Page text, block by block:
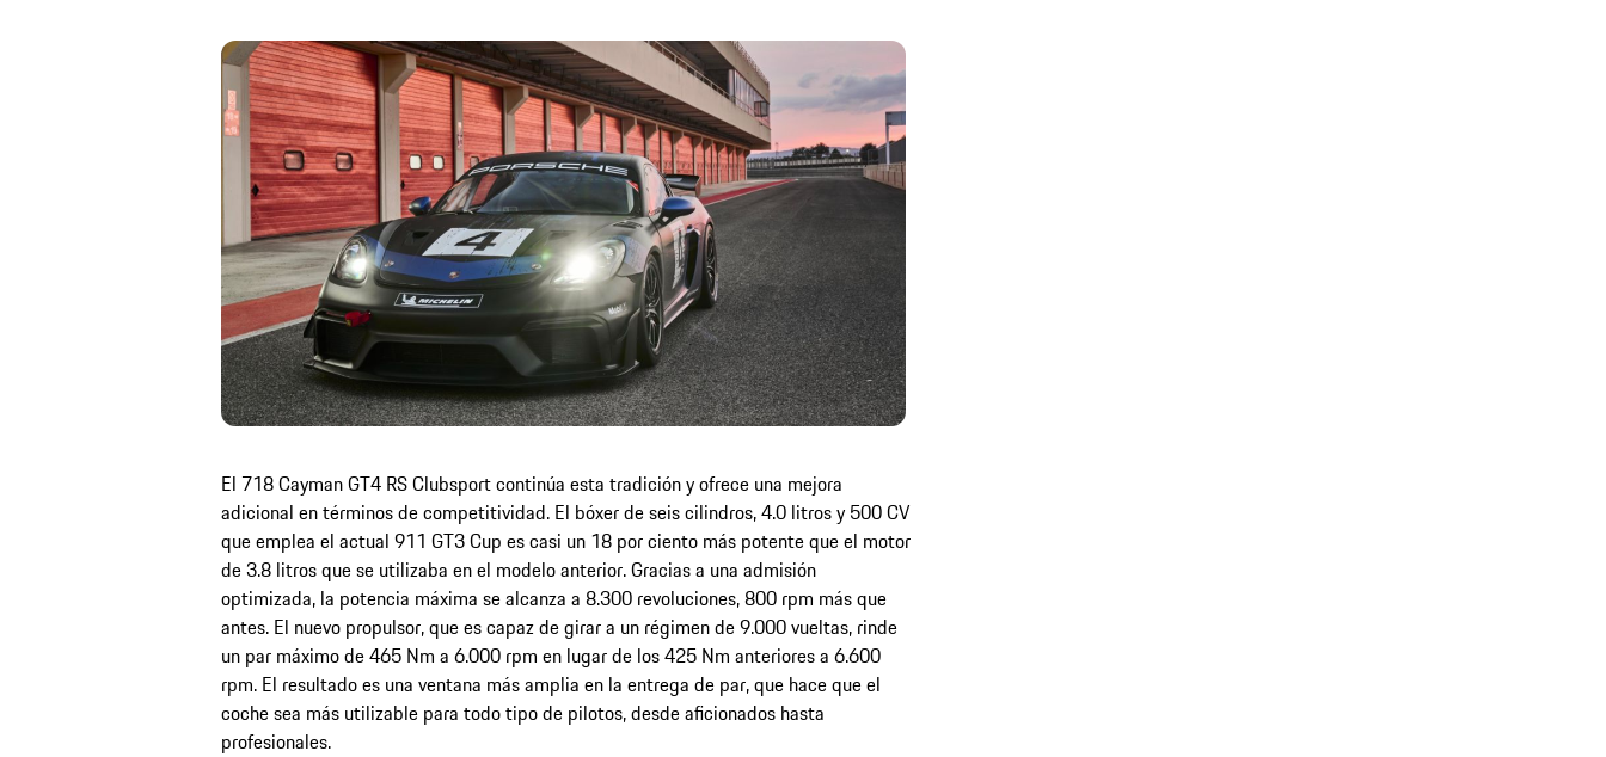
El 718 Cayman GT4 RS Clubsport continúa esta tradición y ofrece una mejora
adicional en términos de competitividad. El bóxer de seis cilindros, 4.0 litros y 500 CV
que emplea el actual 911 GT3 Cup es casi un 18 por ciento más potente que el motor
de 3.8 litros que se utilizaba en el modelo anterior. Gracias a una admisión
optimizada, la potencia máxima se alcanza a 8.300 revoluciones, 800 rpm más que
antes. El nuevo propulsor, que es capaz de girar a un régimen de 9.000 vueltas, rinde
un par máximo de 465 Nm a 6.000 rpm en lugar de los 425 Nm anteriores a 6.600
rpm. El resultado es una ventana más amplia en la entrega de par, que hace que el
coche sea más utilizable para todo tipo de pilotos, desde aficionados hasta
profesionales.